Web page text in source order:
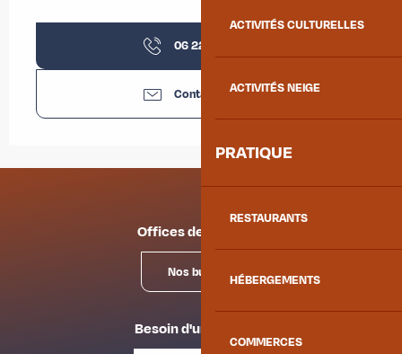
ACTIVITÉS CULTURELLES
ACTIVITÉS NEIGE
PRATIQUE
RESTAURANTS
HÉBERGEMENTS
COMMERCES
06 22 36 41
Contactez-nous
Offices de tourisme
Nos bureaux
Besoin d'un conseil ?